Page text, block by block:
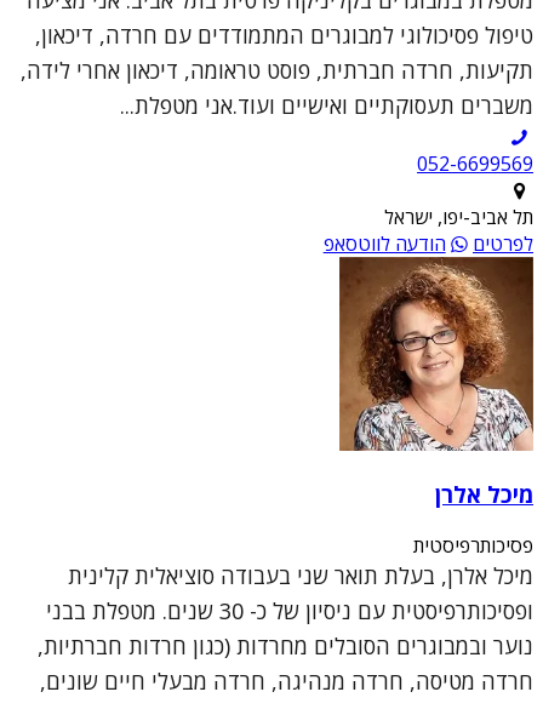
טיפול פסיכולוגי למבוגרים המתמודדים עם חרדה, דיכאון,
תקיעות, חרדה חברתית, פוסט טראומה, דיכאון אחרי לידה,
משברים תעסוקתיים ואישיים ועוד.אני מטפלת...
052-6699569
תל אביב-יפו, ישראל
לפרטים
הודעה לווטסאפ
מיכל אלרן
פסיכותרפיסטית
מיכל אלרן, בעלת תואר שני בעבודה סוציאלית קלינית
ופסיכותרפיסטית עם ניסיון של כ- 30 שנים. מטפלת בבני
נוער ובמבוגרים הסובלים מחרדות (כגון חרדות חברתיות,
חרדה מטיסה, חרדה מנהיגה, חרדה מבעלי חיים שונים,